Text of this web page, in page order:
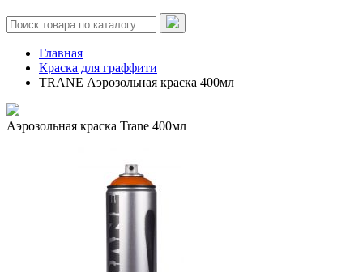
Главная
Краска для граффити
TRANE Аэрозольная краска 400мл
Аэрозольная краска Trane 400мл